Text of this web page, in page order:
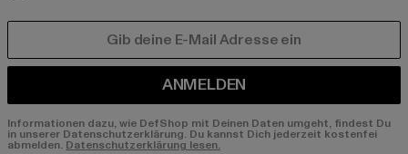
ANMELDEN
Informationen dazu, wie DefShop mit Deinen Daten umgeht, findest Du
in unserer Datenschutzerklärung. Du kannst Dich jederzeit kostenfei
abmelden. Datenschutzerklärung lesen.